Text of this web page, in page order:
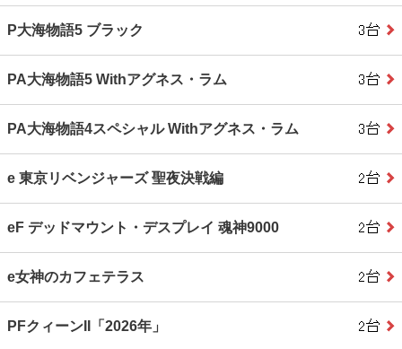
P大海物語5 ブラック
PA大海物語5 Withアグネス・ラム
PA大海物語4スペシャル Withアグネス・ラム
e 東京リベンジャーズ 聖夜決戦編
eF デッドマウント・デスプレイ 魂神9000
e女神のカフェテラス
PFクィーンII「2026年」